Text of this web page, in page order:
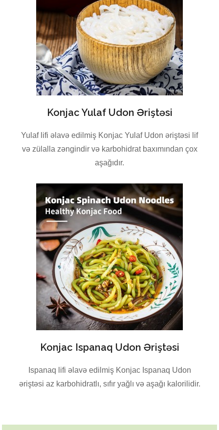
Konjac Yulaf Udon Əriştəsi
Yulaf lifi əlavə edilmiş Konjac Yulaf Udon əriştəsi lif
və zülalla zəngindir və karbohidrat baxımından çox
aşağıdır.
Konjac Ispanaq Udon Əriştəsi
Ispanaq lifi əlavə edilmiş Konjac Ispanaq Udon
əriştəsi az karbohidratlı, sıfır yağlı və aşağı kalorilidir.